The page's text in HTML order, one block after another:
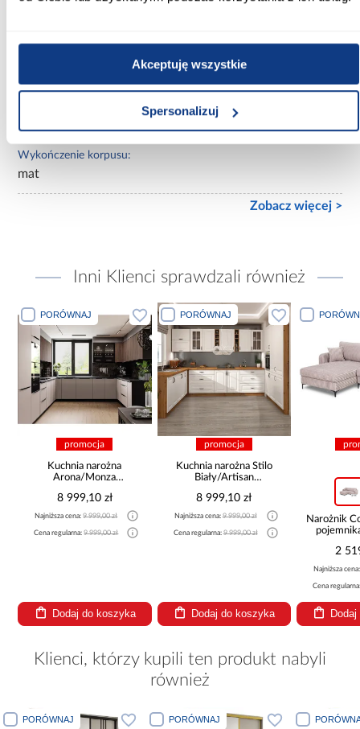
Akceptuję wszystkie
Spersonalizuj
Ilość drzwi:
Wykończenie korpusu:
mat
Zobacz więcej >
Inni Klienci sprawdzali również
PORÓWNAJ
promocja
Kuchnia narożna
Arona/Monza
8 999,10 zł
Najniższa cena:9 999,00 zł
Cena regularna:9 999,00 zł
Dodaj do koszyka
PORÓWNAJ
promocja
Kuchnia narożna Stilo
Biały/Artisan
8 999,10 zł
Najniższa cena:9 999,00 zł
Cena regularna:9 999,00 zł
Dodaj do koszyka
Narożnik
2
Najniższa
Cena
Klienci, którzy kupili ten produkt nabyli
również
PORÓWNAJ PORÓWNAJ